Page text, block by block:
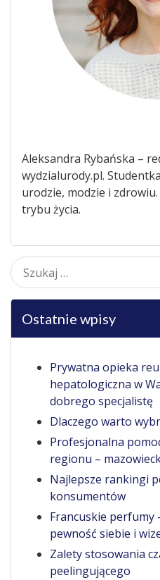
Aleksandra Rybańska –
wydzialurody.pl.
urodzie, modzie i
trybu życia.
Szukaj:
Ostatnie wpisy
Prywatna opieka
hepatologiczna w
dobrego specjalistę
Dlaczego warto
Profesjonalna
regionu –
Najlepsze rankingi
konsumentów
Francuskie perfumy
pewność siebie i
Zalety stosowania
peelingującego